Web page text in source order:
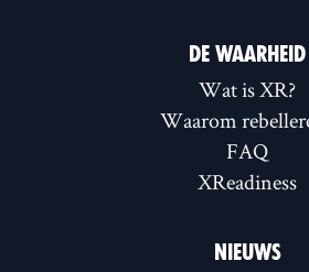
DE WAARHEID
Wat is XR?
Waarom
FAQ
XReadiness
NIEUWS